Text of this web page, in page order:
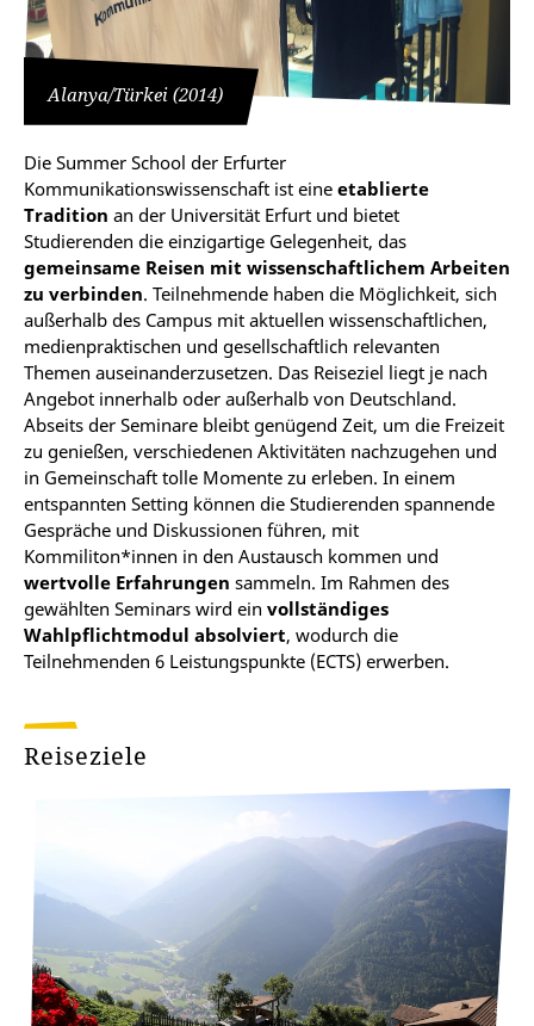
Alanya/Türkei (2014)
Die Summer School der Erfurter
Kommunikationswissenschaft ist eine etablierte
Tradition an der Universität Erfurt und bietet
Studierenden die einzigartige Gelegenheit, das
gemeinsame Reisen mit wissenschaftlichem Arbeiten
zu verbinden. Teilnehmende haben die Möglichkeit, sich
außerhalb des Campus mit aktuellen wissenschaftlichen,
medienpraktischen und gesellschaftlich relevanten
Themen auseinanderzusetzen. Das Reiseziel liegt je nach
Angebot innerhalb oder außerhalb von Deutschland.
Abseits der Seminare bleibt genügend Zeit, um die Freizeit
zu genießen, verschiedenen Aktivitäten nachzugehen und
in Gemeinschaft tolle Momente zu erleben. In einem
entspannten Setting können die Studierenden spannende
Gespräche und Diskussionen führen, mit
Kommiliton*innen in den Austausch kommen und
wertvolle Erfahrungen sammeln. Im Rahmen des
gewählten Seminars wird ein vollständiges
Wahlpflichtmodul absolviert, wodurch die
Teilnehmenden 6 Leistungspunkte (ECTS) erwerben.
Reiseziele